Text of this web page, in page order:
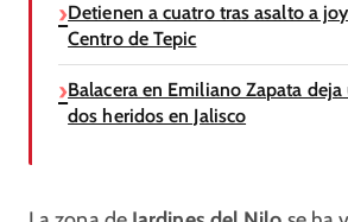
Detienen a cuatro tras asalto a
Centro de Tepic
Balacera en Emiliano Zapata
dos heridos en Jalisco